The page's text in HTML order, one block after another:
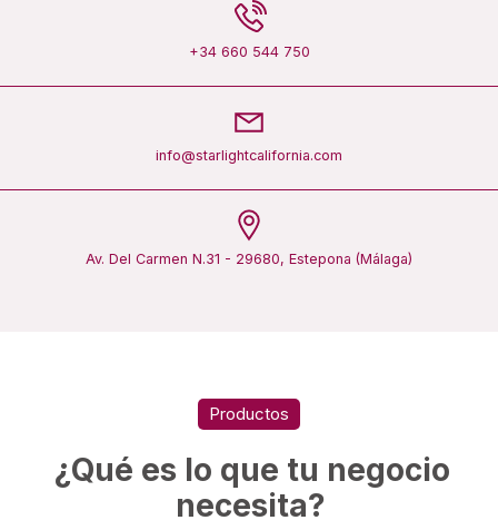
+34 660 544 750
info@starlightcalifornia.com
Av. Del Carmen N.31 - 29680, Estepona (Málaga)
Productos
¿Qué es lo que tu negocio
necesita?